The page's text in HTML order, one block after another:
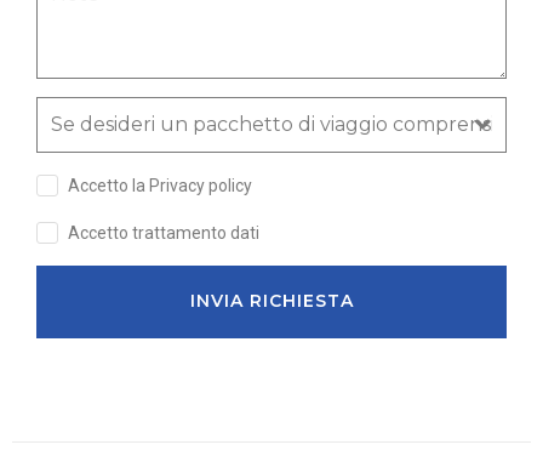
Accetto la Privacy policy
Accetto trattamento dati
INVIA RICHIESTA